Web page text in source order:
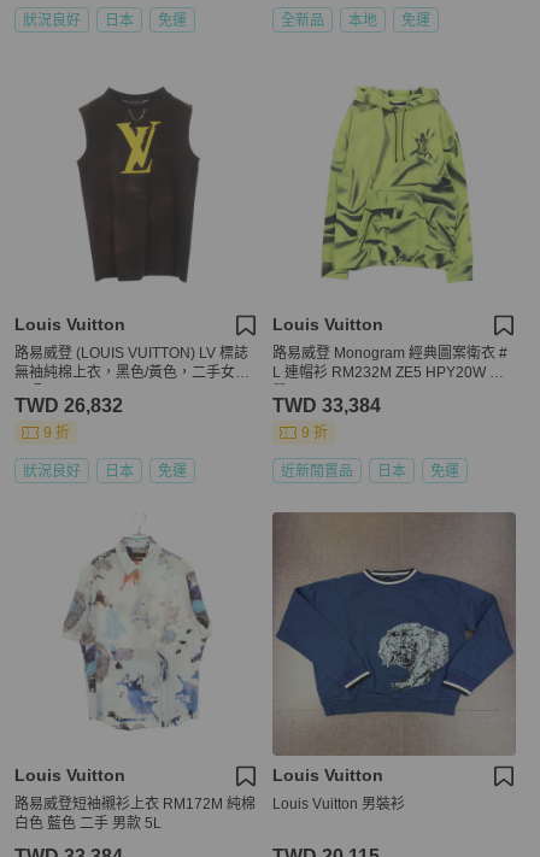
狀況良好 日本 免運 全新品 本地 免運
Louis Vuitton
路易威登 (LOUIS VUITTON) LV 標誌
無袖純棉上衣，黑色/黃色，二手女款
TWD 26,832
9 折
狀況良好 日本 免運
Louis Vuitton
路易威登 Monogram 經典圖案衛衣 #
L 連帽衫 RM232M ZE5 HPY20W 棉
TWD 33,384
9 折
近新閒置品 日本 免運
Louis Vuitton
路易威登短袖襯衫上衣 RM172M 純棉
白色 藍色 二手 男款 5L
Louis Vuitton
Louis Vuitton 男裝衫